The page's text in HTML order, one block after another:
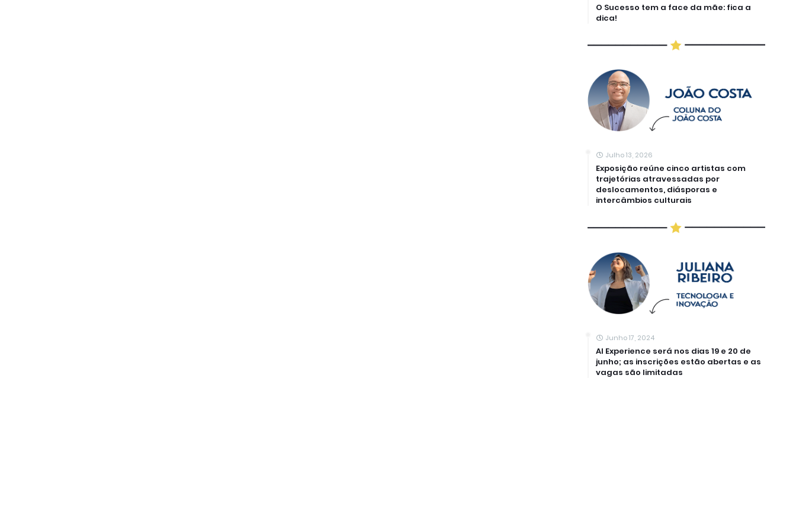
O Sucesso tem a face da mãe: fica a
dica!
Julho 13, 2026
Exposição reúne cinco artistas com
trajetórias atravessadas por
deslocamentos, diásporas e
intercâmbios culturais
Junho 17, 2024
AI Experience será nos dias 19 e 20 de
junho; as inscrições estão abertas e as
vagas são limitadas